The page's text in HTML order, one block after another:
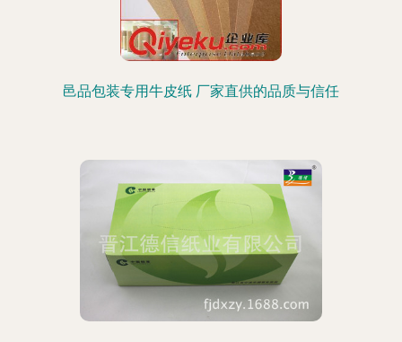
邑品包装专用牛皮纸 厂家直供的品质与信任